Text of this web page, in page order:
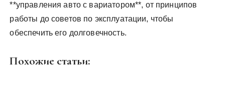
**управления авто с вариатором**, от принципов
работы до советов по эксплуатации, чтобы
обеспечить его долговечность.
Похожие статьи: